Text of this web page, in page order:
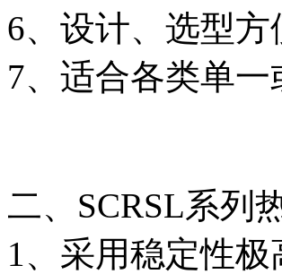
6、设计、选型
7、适合各类单
二、SCRSL系列
1、采用稳定性